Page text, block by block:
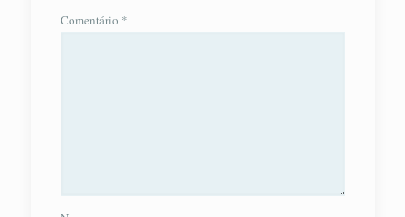
Comentário *